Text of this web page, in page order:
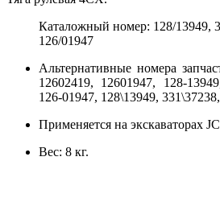
Каталожный номер: 128/13949,
126/01947
Альтернативные номера
12602419, 12601947, 128-
126-01947, 128\13949,
Применяется на экскаваторах
Вес: 8 кг.